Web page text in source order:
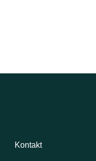
Kontakt